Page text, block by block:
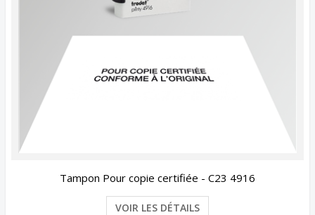
Tampon Pour copie certifiée - C23 4916
VOIR LES DÉTAILS